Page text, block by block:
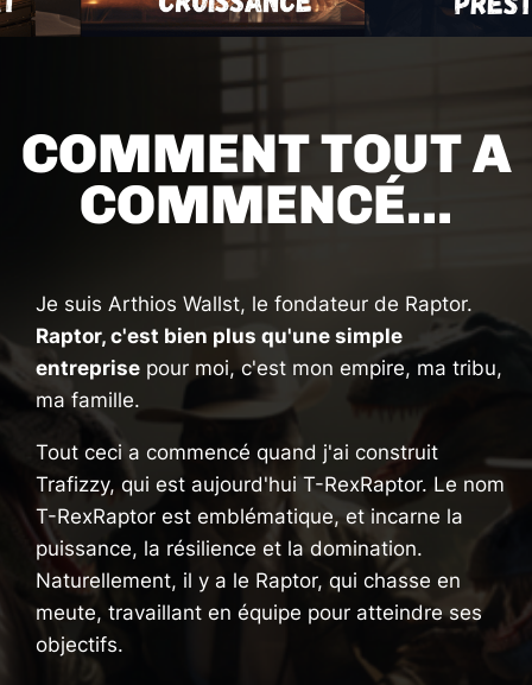
COMMENT TOUT A
COMMENCÉ...
Je suis Arthios Wallst, le fondateur de Raptor.
Raptor, c'est bien plus qu'une simple
entreprise pour moi, c'est mon empire, ma tribu,
ma famille.
Tout ceci a commencé quand j'ai construit
Trafizzy, qui est aujourd'hui T-RexRaptor. Le nom
T-RexRaptor est emblématique, et incarne la
puissance, la résilience et la domination.
Naturellement, il y a le Raptor, qui chasse en
meute, travaillant en équipe pour atteindre ses
objectifs.